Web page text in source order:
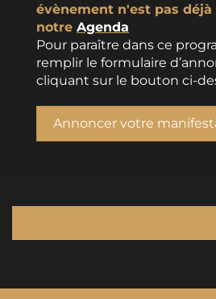
évènement n'est pas
notre Agenda
Pour paraître dans ce
remplir le formulaire
cliquant sur le bouton ci-
Annoncer votre